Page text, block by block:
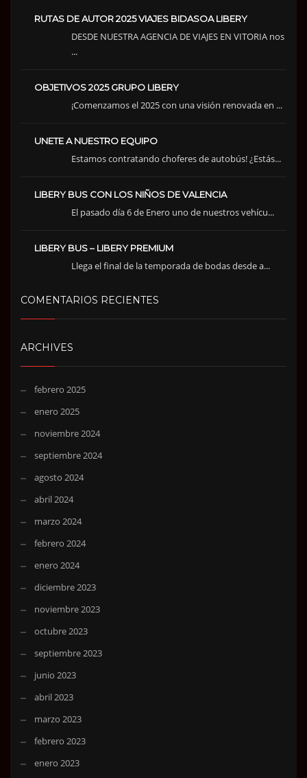
RUTAS DE AUTOR 2025 VIAJES BIDASOA LIBERY
DESDE NUESTRA AGENCIA DE VIAJES EN VITORIA nos
...
OBJETIVOS 2025 GRUPO LIBERY
¡Comenzamos el 2025 con una visión renovada en ...
UNETE A NUESTRO EQUIPO
Estamos contratando choferes de autobús! ¿Estás...
LIBERY BUS CON LOS NIÑOS DE VALENCIA
El pasado día 6 de Enero uno de nuestros vehícu...
LIBERY BUS – LIBERY PREMIUM
Llega el final de la temporada de bodas desde a...
COMENTARIOS RECIENTES
ARCHIVES
febrero 2025
enero 2025
noviembre 2024
septiembre 2024
agosto 2024
abril 2024
marzo 2024
febrero 2024
enero 2024
diciembre 2023
noviembre 2023
octubre 2023
septiembre 2023
junio 2023
abril 2023
marzo 2023
febrero 2023
enero 2023